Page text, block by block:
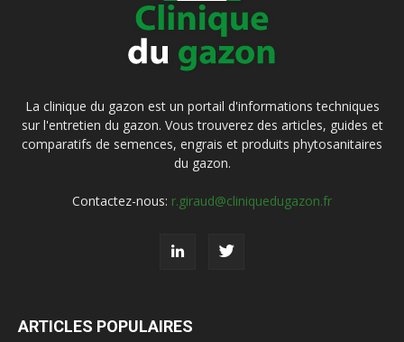
La clinique du gazon est un portail d'informations techniques
sur l'entretien du gazon. Vous trouverez des articles, guides et
comparatifs de semences, engrais et produits phytosanitaires
du gazon.
Contactez-nous: r.giraud@cliniquedugazon.fr
ARTICLES POPULAIRES